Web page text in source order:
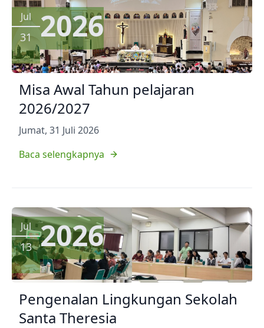
Jul
31 2026
Misa Awal Tahun pelajaran
2026/2027
Jumat, 31 Juli 2026
Baca selengkapnya
Jul
13 2026
Pengenalan Lingkungan Sekolah
Santa Theresia